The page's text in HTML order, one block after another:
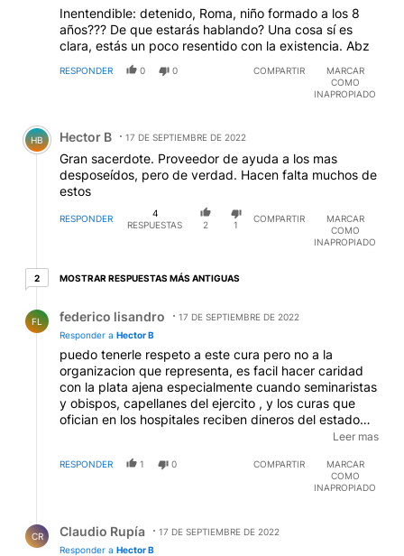
Inentendible: detenido, Roma, niño formado a los 8
años??? De que estarás hablando? Una cosa sí es
clara, estás un poco resentido con la existencia. Abz
RESPONDER 0 0 COMPARTIR
MARCAR
COMO
INAPROPIADO
Comentario de Hector B.
HB Hector B 17 DE SEPTIEMBRE DE 2022
Gran sacerdote. Proveedor de ayuda a los mas
desposeídos, pero de verdad. Hacen falta muchos de
estos
RESPONDER
4
RESPUESTAS
2 1
COMPARTIR
MARCAR
COMO
INAPROPIADO
22 respuestas más antiguas
MOSTRAR RESPUESTAS MÁS ANTIGUAS
FL federico lisandro
17 DE SEPTIEMBRE DE 2022
Responder a Hector B
puedo tenerle respeto a este cura pero no a la
organizacion que representa, es facil hacer caridad
con la plata ajena especialmente cuando seminaristas
y obispos, capellanes del ejercito , y los curas que
ofician en los hospitales reciben dineros del estado
mensualmente, la iglesia se nutre de algunos pocos
protege apederastasss, dentro de una institucion
hacer justicia
Leer mas
RESPONDER 1 0 COMPARTIR
MARCAR
COMO
INAPROPIADO
CR Claudio Rupía
17 DE SEPTIEMBRE DE 2022
Responder a Hector B